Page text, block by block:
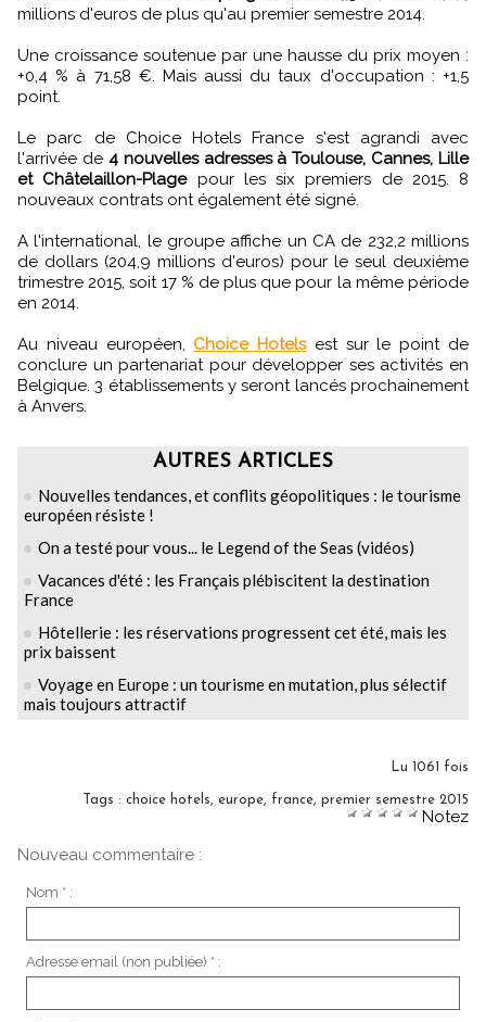
millions d'euros de plus qu'au premier semestre 2014.
Une croissance soutenue par une hausse du prix moyen :
+0,4 % à 71,58 €. Mais aussi du taux d'occupation : +1,5
point.
Le parc de Choice Hotels France s'est agrandi avec
l'arrivée de 4 nouvelles adresses à Toulouse, Cannes, Lille
et Châtelaillon-Plagepour les six premiers de 2015. 8
nouveaux contrats ont également été signé.
A l'international, le groupe affiche un CA de 232,2 millions
de dollars (204,9 millions d'euros) pour le seul deuxième
trimestre 2015, soit 17 % de plus que pour la même période
en 2014.
Au niveau européen, Choice Hotelsest sur le point de
conclure un partenariat pour développer ses activités en
Belgique. 3 établissements y seront lancés prochainement
à Anvers.
AUTRES ARTICLES
Nouvelles tendances, et conflits géopolitiques : le tourisme
européen résiste !
On a testé pour vous... le Legend of the Seas (vidéos)
Vacances d'été : les Français plébiscitent la destination
France
Hôtellerie : les réservations progressent cet été, mais les
prix baissent
Voyage en Europe : un tourisme en mutation, plus sélectif
mais toujours attractif
Lu 1061 fois
Tags : choice hotels europe france premier semestre 2015
Notez
Nouveau commentaire :
Nom * :
Adresse email (non publiée) * :